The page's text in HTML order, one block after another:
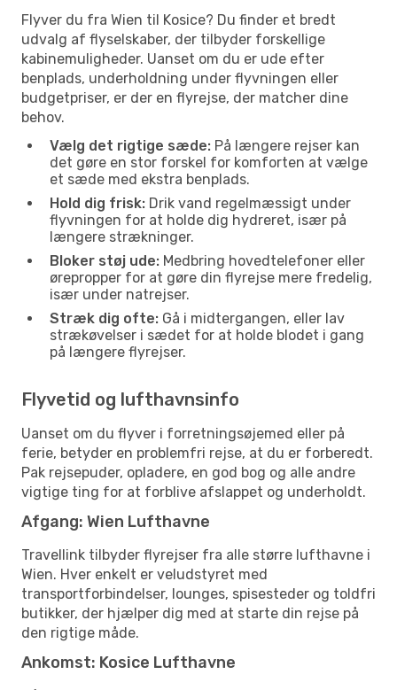
Flyver du fra Wien til Kosice? Du finder et bredt
udvalg af flyselskaber, der tilbyder forskellige
kabinemuligheder. Uanset om du er ude efter
benplads, underholdning under flyvningen eller
budgetpriser, er der en flyrejse, der matcher dine
behov.
Vælg det rigtige sæde: På længere rejser kan
det gøre en stor forskel for komforten at vælge
et sæde med ekstra benplads.
Hold dig frisk: Drik vand regelmæssigt under
flyvningen for at holde dig hydreret, især på
længere strækninger.
Bloker støj ude: Medbring hovedtelefoner eller
ørepropper for at gøre din flyrejse mere fredelig,
især under natrejser.
Stræk dig ofte: Gå i midtergangen, eller lav
strækøvelser i sædet for at holde blodet i gang
på længere flyrejser.
Flyvetid og lufthavnsinfo
Uanset om du flyver i forretningsøjemed eller på
ferie, betyder en problemfri rejse, at du er forberedt.
Pak rejsepuder, opladere, en god bog og alle andre
vigtige ting for at forblive afslappet og underholdt.
Afgang: Wien Lufthavne
Travellink tilbyder flyrejser fra alle større lufthavne i
Wien. Hver enkelt er veludstyret med
transportforbindelser, lounges, spisesteder og toldfri
butikker, der hjælper dig med at starte din rejse på
den rigtige måde.
Ankomst: Kosice Lufthavne